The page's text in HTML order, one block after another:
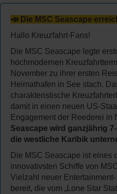
📣 Die MSC Seascape
Hallo Kreuzfahrt-Fans!
Die MSC Seascape legte
hochmodernen
November zu ihrer ersten
Heimathafen in See stach.
charakteristische
damit in einen neuen US-
Engagement der Reederei in
Seascape wird ganzjährig
die westliche Karibik
Die MSC Seascape ist eines
innovativsten Schiffe von
Vielzahl neuer
bereit, die vom „Lone Star